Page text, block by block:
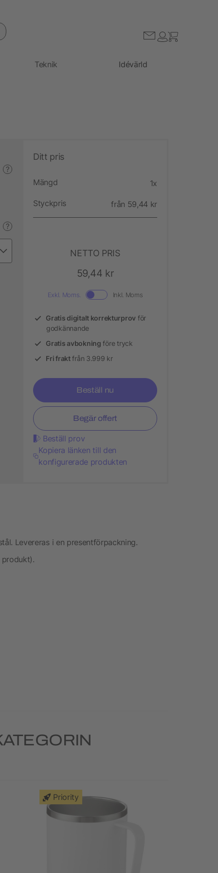
Teknik Idévärld
?
?
Ditt pris
Mängd 1x
Styckpris från 59,44 kr
NETTO PRIS
59,44 kr
Exkl. Moms. Inkl. Moms
Gratis digitalt korrekturprov för
godkännande
Gratis avbokning före tryck
Fri fraktfrån 3.999 kr
Beställ nu
Begär offert
Beställ prov
Kopiera länken till den
konfigurerade produkten
Levereras i en presentförpackning.
produkt).
Priority